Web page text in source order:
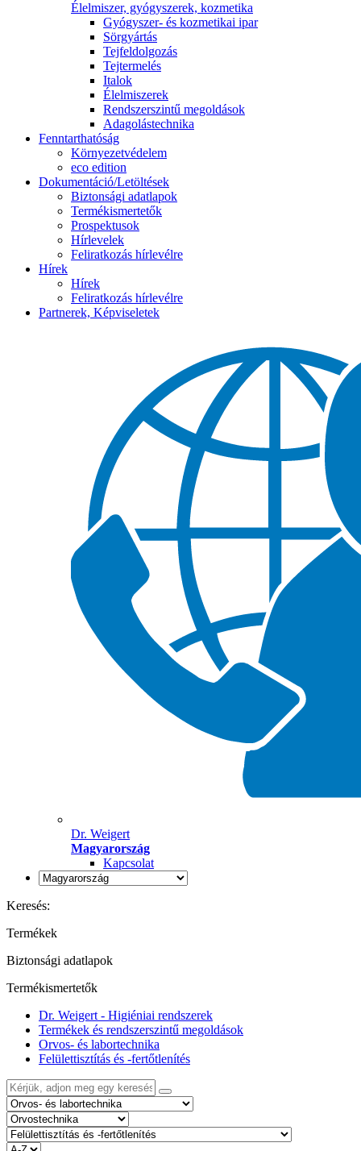
Élelmiszer, gyógyszerek, kozmetika
Gyógyszer- és kozmetikai ipar
Sörgyártás
Tejfeldolgozás
Tejtermelés
Italok
Élelmiszerek
Rendszerszintű megoldások
Adagolástechnika
Fenntarthatóság
Környezetvédelem
eco edition
Dokumentáció/Letöltések
Biztonsági adatlapok
Termékismertetők
Prospektusok
Hírlevelek
Feliratkozás hírlevélre
Hírek
Hírek
Feliratkozás hírlevélre
Partnerek, Képviseletek
Dr. Weigert
Magyarország
Kapcsolat
Keresés:
Termékek
Biztonsági adatlapok
Termékismertetők
Dr. Weigert - Higiéniai rendszerek
Termékek és rendszerszintű megoldások
Orvos- és labortechnika
Felülettisztítás és -fertőtlenítés